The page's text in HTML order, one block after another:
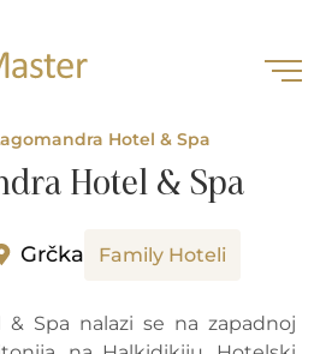
Hotel & Spa
Hotel & Spa
Family Hoteli
Grčka
& Spa nalazi se na zapadnoj